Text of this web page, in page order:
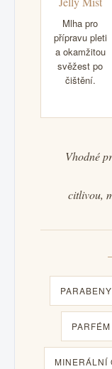
Mlha pro
přípravu pleti
a okamžitou
svěžest po
čištění.
Vhodné
citlivou,
PARABENY
PARFÉM
MINERÁLNÍ